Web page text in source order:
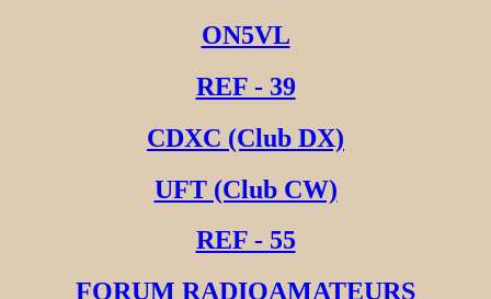
ON5VL
REF - 39
CDXC (Club DX)
UFT (Club CW)
REF - 55
FORUM RADIOAMATEURS